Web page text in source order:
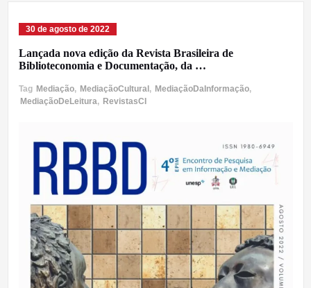
30 de agosto de 2022
Lançada nova edição da Revista Brasileira de
Biblioteconomia e Documentação, da …
Tag Mediação, MediaçãoCultural , MediaçãoDaInformação,
MediaçãoDeLeitura, RevistasCI